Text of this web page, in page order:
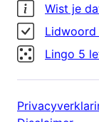
Wist je
Lidwoord
Lingo 5